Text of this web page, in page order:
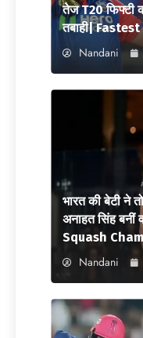
तेज T20 फिफ्टी
तबाही|
Nandani
भारत की बेटी ने
अनाहत सिंह बनीं
Squash
Nandani